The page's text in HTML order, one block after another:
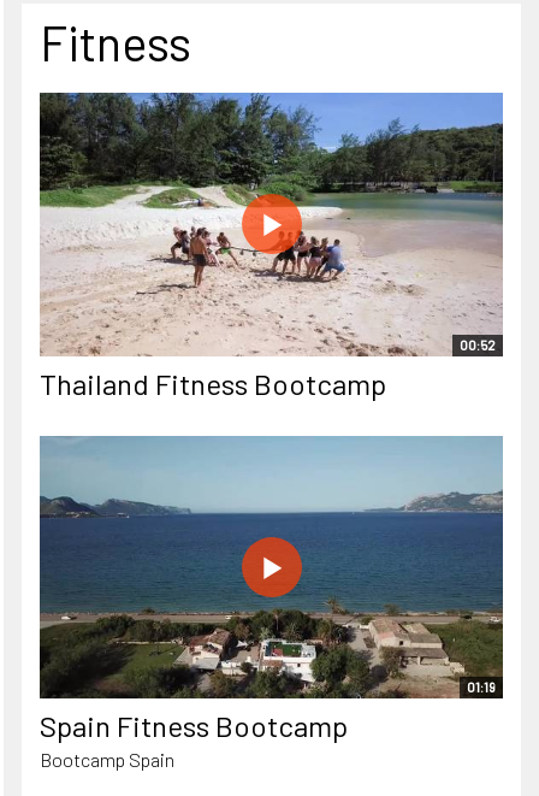
Fitness
00:52
Thailand Fitness Bootcamp
01:19
Spain Fitness Bootcamp
Bootcamp Spain